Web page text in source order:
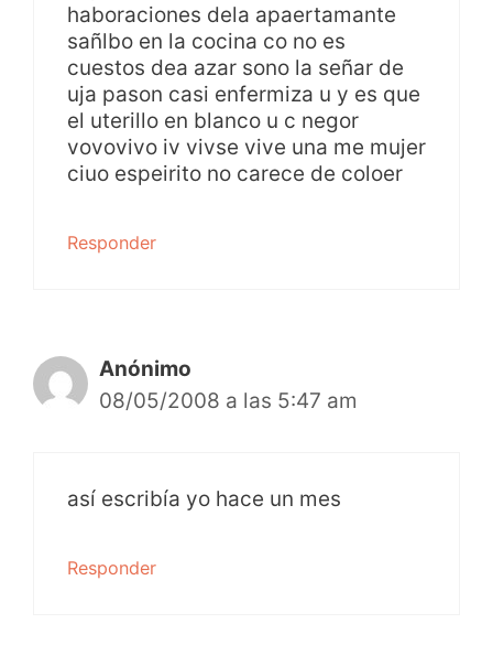
haboraciones dela apaertamante
sañlbo en la cocina co no es
cuestos dea azar sono la señar de
uja pason casi enfermiza u y es que
el uterillo en blanco u c negor
vovovivo iv vivse vive una me mujer
ciuo espeirito no carece de coloer
Responder
Anónimo
08/05/2008 a las 5:47 am
así escribía yo hace un mes
Responder